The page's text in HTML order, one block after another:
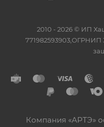
2010 - 2026 © ИП
771982593903,ОГРНИП
Компания «АРТЭ»